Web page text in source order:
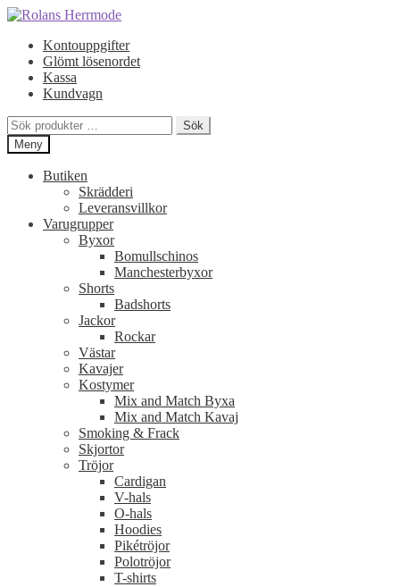
Hoppa
navigering
Hoppa
innehållKontouppgifter
Glömt lösenordet
Kassa
Kundvagn
Sök
efter:
Sök
Meny
Butiken
Skrädderi
Leveransvillkor
Varugrupper
Byxor
Bomullschinos
Manchesterbyxor
Shorts
Badshorts
Jackor
Rockar
Västar
Kavajer
Kostymer
Mix and Match Byxa
Mix and Match Kavaj
Smoking & Frack
Skjortor
Tröjor
Cardigan
V-hals
O-hals
Hoodies
Pikétröjor
Polotröjor
T-shirts